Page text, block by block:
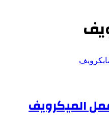
الميكرويف